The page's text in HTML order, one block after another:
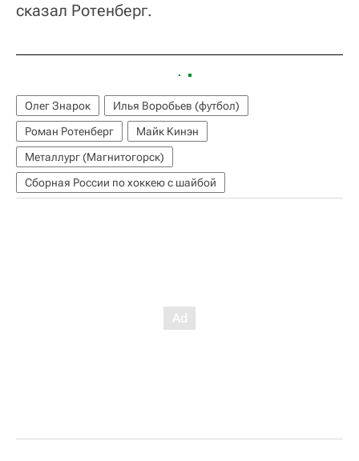
сказал Ротенберг.
Олег Знарок
Илья Воробьев (футбол)
Роман Ротенберг
Майк Кинэн
Металлург (Магнитогорск)
Сборная России по хоккею с шайбой